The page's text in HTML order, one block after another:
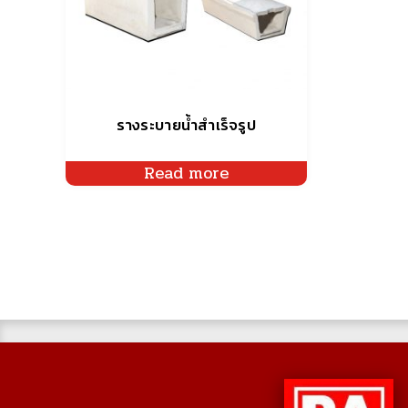
รางระบายน้ำสำเร็จรูป
Read more